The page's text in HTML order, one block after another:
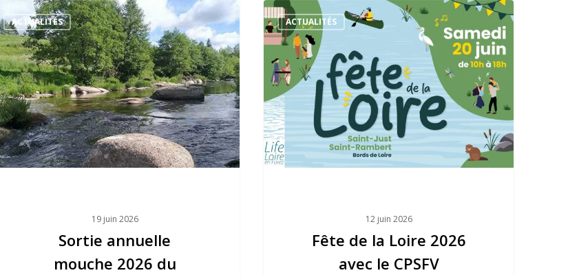
ACTUALITÉS
Sortie
annuelle
mouche
2026
du
CPSFV
:
direction
la
Lozère.
19 juin 2026
Sortie annuelle
mouche 2026 du
ACTUALITÉS
Fête
Loire
2026
avec
le
CPSFV
12 juin 2026
Fête de la Loire 2026
avec le CPSFV